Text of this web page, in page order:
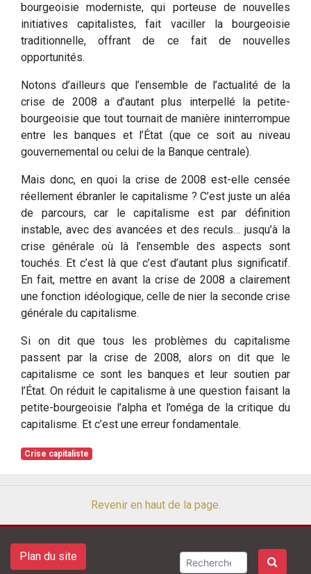
bourgeoisie moderniste, qui porteuse de nouvelles
initiatives capitalistes, fait vaciller la bourgeoisie
traditionnelle, offrant de ce fait de nouvelles
opportunités.
Notons d’ailleurs que l’ensemble de l’actualité de la
crise de 2008 a d’autant plus interpellé la petite-
bourgeoisie que tout tournait de manière ininterrompue
entre les banques et l’État (que ce soit au niveau
gouvernemental ou celui de la Banque centrale).
Mais donc, en quoi la crise de 2008 est-elle censée
réellement ébranler le capitalisme ? C’est juste un aléa
de parcours, car le capitalisme est par définition
instable, avec des avancées et des reculs… jusqu’à la
crise générale où là l’ensemble des aspects sont
touchés. Et c’est là que c’est d’autant plus significatif.
En fait, mettre en avant la crise de 2008 a clairement
une fonction idéologique, celle de nier la seconde crise
générale du capitalisme.
Si on dit que tous les problèmes du capitalisme
passent par la crise de 2008, alors on dit que le
capitalisme ce sont les banques et leur soutien par
l’État. On réduit le capitalisme à une question faisant la
petite-bourgeoisie l’alpha et l’oméga de la critique du
capitalisme. Et c’est une erreur fondamentale.
Crise capitaliste
Revenir en haut de la page.
Plan du site